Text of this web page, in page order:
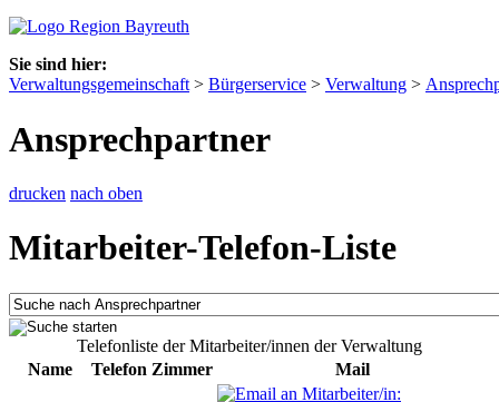
Sie sind hier:
Verwaltungsgemeinschaft > Bürgerservice > Verwaltung >
Ansprechpartner
drucken nach oben
Mitarbeiter-Telefon-Liste
Telefonliste der Mitarbeiter/innen der Verwaltung
Name
Telefon Zimmer Mail